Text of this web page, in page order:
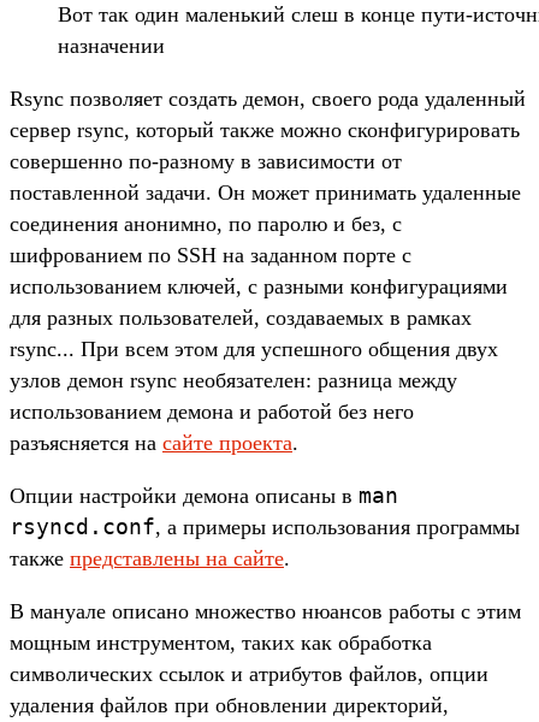
Вот так один маленький слеш в конце пути-
назначении
Rsync позволяет создать демон, своего рода удаленный
сервер rsync, который также можно сконфигурировать
совершенно по-разному в зависимости от
поставленной задачи. Он может принимать удаленные
соединения анонимно, по паролю и без, с
шифрованием по SSH на заданном порте с
использованием ключей, с разными конфигурациями
для разных пользователей, создаваемых в рамках
rsync... При всем этом для успешного общения двух
узлов демон rsync необязателен: разница между
использованием демона и работой без него
разъясняется на сайте проекта.
Опции настройки демона описаны в man
rsyncd.conf, а примеры использования программы
также представлены на сайте.
В мануале описано множество нюансов работы с этим
мощным инструментом, таких как обработка
символических ссылок и атрибутов файлов, опции
удаления файлов при обновлении директорий,